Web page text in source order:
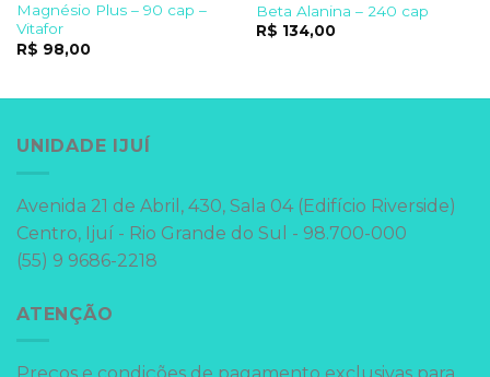
Magnésio Plus – 90 cap –
Vitafor
R$ 98,00
Beta Alanina – 240 cap
R$ 134,00
UNIDADE IJUÍ
Avenida 21 de Abril, 430, Sala 04 (Edifício Riverside)
Centro, Ijuí - Rio Grande do Sul - 98.700-000
(55) 9 9686-2218
ATENÇÃO